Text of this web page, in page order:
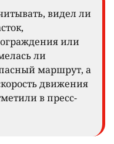
видел ли
или
ли
маршрут, а
движения
в пресс-